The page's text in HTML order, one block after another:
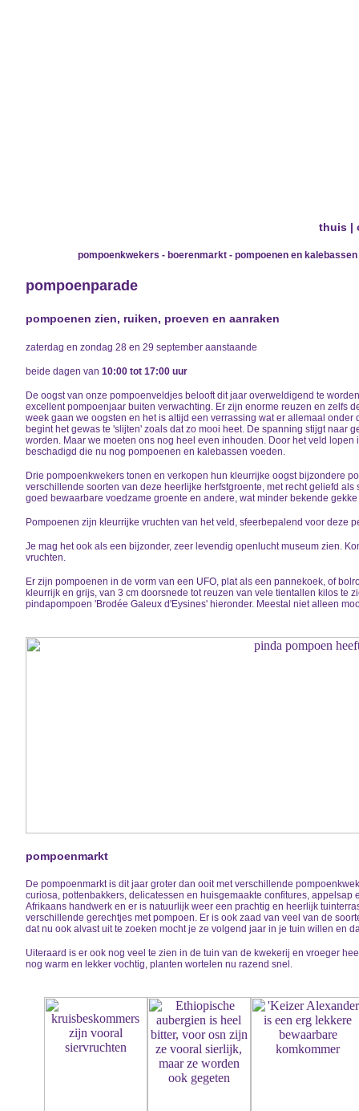
thuis |
pompoenkwekers - boerenmarkt - pompoenen en
pompoenparade
pompoenen zien, ruiken, proeven en aanraken
zaterdag en zondag 28 en 29 september aanstaande
beide dagen van 10:00 tot 17:00 uur
De oogst van onze pompoenveldjes belooft dit jaar overweldigend te
excellent pompoenjaar buiten verwachting. Er zijn enorme reuzen en zelfs
week gaan we oogsten en het is altijd een verrassing wat er allemaal
begint het gewas te 'slijten' zoals dat zo mooi heet. De spanning stijgt naar
worden. Maar we moeten ons nog heel even inhouden. Door het veld
beschadigd die nu nog pompoenen en kalebassen voeden.
Drie pompoenkwekers tonen en verkopen hun kleurrijke oogst bijzondere
verschillende soorten van deze heerlijke herfstgroente, met recht geliefd
goed bewaarbare voedzame groente en andere, wat minder bekende
Pompoenen zijn kleurrijke vruchten van het veld, sfeerbepalend voor deze
Je mag het ook als een bijzonder, zeer levendig openlucht museum zien.
vruchten.
Er zijn pompoenen in de vorm van een UFO, plat als een pannekoek, of
kleurrijk en grijs, van 3 cm doorsnede tot reuzen van vele tientallen kilos te
pindapompoen 'Brodée Galeux d'Eysines' hieronder. Meestal niet alleen
pompoenmarkt
De pompoenmarkt is dit jaar groter dan ooit met verschillende
curiosa, pottenbakkers, delicatessen en huisgemaakte confitures,
Afrikaans handwerk en er is natuurlijk weer een prachtig en heerlijk
verschillende gerechtjes met pompoen. Er is ook zaad van veel van de
dat nu ook alvast uit te zoeken mocht je ze volgend jaar in je tuin willen en
Uiteraard is er ook nog veel te zien in de tuin van de kwekerij en vroeger
nog warm en lekker vochtig, planten wortelen nu razend snel.